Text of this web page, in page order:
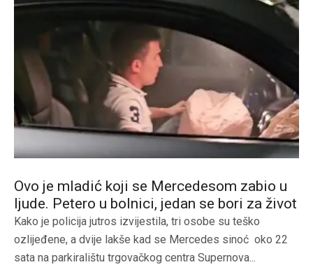
Ovo je mladić koji se Mercedesom zabio u
ljude. Petero u bolnici, jedan se bori za život
Kako je policija jutros izvijestila, tri osobe su teško
ozlijeđene, a dvije lakše kad se Mercedes sinoć oko 22
sata na parkiralištu trgovačkog centra Supernova...